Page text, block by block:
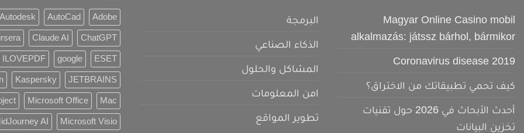
Magyar Online Casino mobil
alkalmazás: játssz bárhol, bármikor
Coronavirus disease 2019
كيف تحمي تطبيقاتك من الاختراق؟
أحدث الأبحاث في 2026 حول تقنيات
تخزين البيانات
البرمجة
الذكاء الصناعي
المشاكل والحلول
امن المعلومات
تطوير المواقع
Adobe
AutoCad
Autodesk
ChatGPT
Claude AI
ESET
google
ILOVEPDF
JETBRAINS
Kaspersky
Mac
Microsoft Office
Microsoft Visio
AI